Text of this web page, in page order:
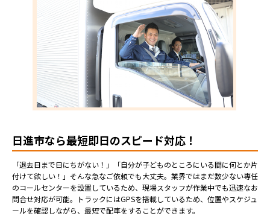
日進市なら最短即日のスピード対応！
「退去日まで日にちがない！」「自分が子どものところにいる間に何とか片
付けて欲しい！」そんな急なご依頼でも大丈夫。業界ではまだ数少ない専任
のコールセンターを設置しているため、現場スタッフが作業中でも迅速なお
問合せ対応が可能。トラックにはGPSを搭載しているため、位置やスケジュ
ールを確認しながら、最短で配車をすることができます。